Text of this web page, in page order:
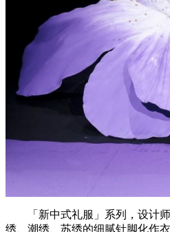
「新中式礼服」系列，设计
绣、潮绣、苏绣的细腻针脚化作